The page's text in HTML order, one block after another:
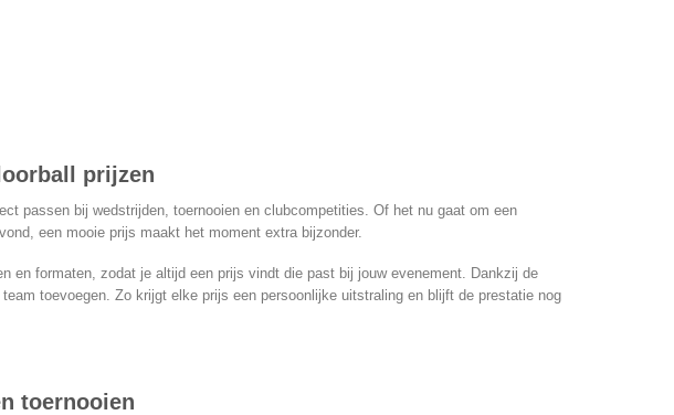
prijzen
passen bij wedstrijden, toernooien en clubcompetities. Of het nu gaat om een
een mooie prijs maakt het moment extra bijzonder.
en formaten, zodat je altijd een prijs vindt die past bij jouw evenement. Dankzij de
toevoegen. Zo krijgt elke prijs een persoonlijke uitstraling en blijft de prestatie nog
toernooien